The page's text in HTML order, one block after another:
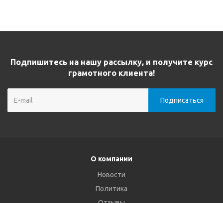
Подпишитесь на нашу рассылку, и получите курс
грамотного клиента!
О компании
Новости
Политика